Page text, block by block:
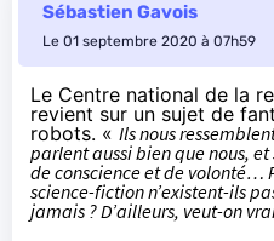
Sébastien Gavois
Le 01 septembre 2020 à 07h59
Le Centre national de la
revient sur un sujet de
robots. « Ils nous
parlent aussi bien que nous,
de conscience et de volonté…
science-fiction n’existent-ils
jamais ? D’ailleurs, veut-on